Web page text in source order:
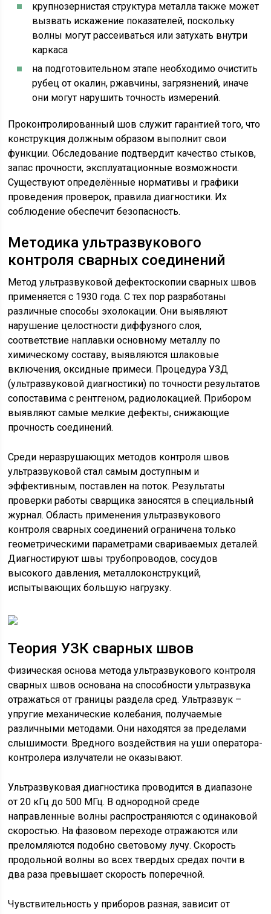
крупнозернистая структура металла также может
вызвать искажение показателей, поскольку
волны могут рассеиваться или затухать внутри
каркаса
на подготовительном этапе необходимо очистить
рубец от окалин, ржавчины, загрязнений, иначе
они могут нарушить точность измерений.
Проконтролированный шов служит гарантией того, что
конструкция должным образом выполнит свои
функции. Обследование подтвердит качество стыков,
запас прочности, эксплуатационные возможности.
Существуют определённые нормативы и графики
проведения проверок, правила диагностики. Их
соблюдение обеспечит безопасность.
Методика ультразвукового
контроля сварных соединений
Метод ультразвуковой дефектоскопии сварных швов
применяется с 1930 года. С тех пор разработаны
различные способы эхолокации. Они выявляют
нарушение целостности диффузного слоя,
соответствие наплавки основному металлу по
химическому составу, выявляются шлаковые
включения, оксидные примеси. Процедура УЗД
(ультразвуковой диагностики) по точности результатов
сопоставима с рентгеном, радиолокацией. Прибором
выявляют самые мелкие дефекты, снижающие
прочность соединений.
Среди неразрушающих методов контроля швов
ультразвуковой стал самым доступным и
эффективным, поставлен на поток. Результаты
проверки работы сварщика заносятся в специальный
журнал. Область применения ультразвукового
контроля сварных соединений ограничена только
геометрическими параметрами свариваемых деталей.
Диагностируют швы трубопроводов, сосудов
высокого давления, металлоконструкций,
испытывающих большую нагрузку.
Теория УЗК сварных швов
Физическая основа метода ультразвукового контроля
сварных швов основана на способности ультразвука
отражаться от границы раздела сред. Ультразвук –
упругие механические колебания, получаемые
различными методами. Они находятся за пределами
слышимости. Вредного воздействия на уши оператора-
контролера излучатели не оказывают.
Ультразвуковая диагностика проводится в диапазоне
от 20 кГц до 500 МГц. В однородной среде
направленные волны распространяются с одинаковой
скоростью. На фазовом переходе отражаются или
преломляются подобно световому лучу. Скорость
продольной волны во всех твердых средах почти в
два раза превышает скорость поперечной.
Чувствительность у приборов разная, зависит от